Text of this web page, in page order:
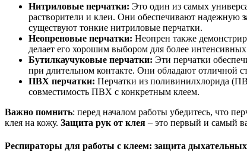
Нитриловые перчатки: Это один из самых
растворители и клеи. Они обеспечивают надежную
существуют тонкие нитриловые перчатки.
Неопреновые перчатки: Неопрен также
делает его хорошим выбором для более
Бутилкаучуковые перчатки: Эти перчатки
при длительном контакте. Они обладают отличной
ПВХ перчатки: Перчатки из поливинилхлорида
совместимость ПВХ с конкретным клеем.
Важно помнить: перед началом работы убедитесь, что
клея на кожу. Защита рук от клея – это первый и самый
Респираторы для работы с клеем: защита